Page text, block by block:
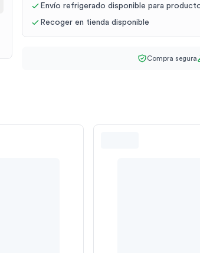
Envío refrigerado disponible para
Recoger en tienda disponible
Compra segura